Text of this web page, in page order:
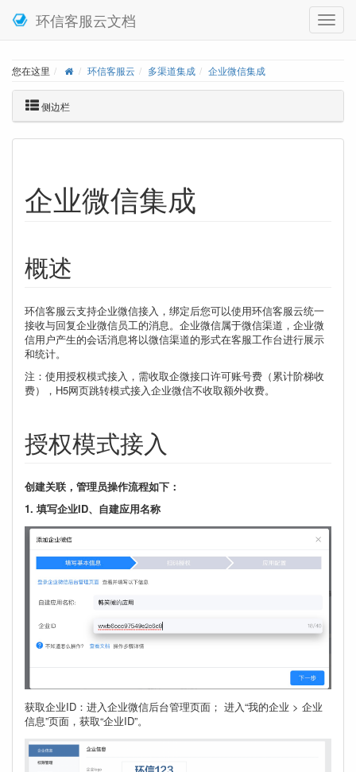
环信客服云文档
您在这里 环信客服云 多渠道集成 企业微信集成
侧边栏
企业微信集成
概述
环信客服云支持企业微信接入，绑定后您可以使用环信客服云统一
接收与回复企业微信员工的消息。企业微信属于微信渠道，企业微
信用户产生的会话消息将以微信渠道的形式在客服工作台进行展示
和统计。
注：使用授权模式接入，需收取企微接口许可账号费（累计阶梯收
费），H5网页跳转模式接入企业微信不收取额外收费。
授权模式接入
创建关联，管理员操作流程如下：
1. 填写企业ID、自建应用名称
获取企业ID：进入企业微信后台管理页面； 进入“我的企业 > 企业
信息”页面，获取“企业ID”。